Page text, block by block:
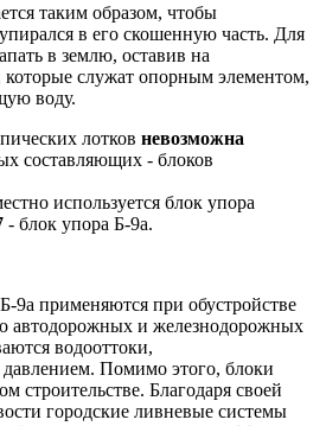
таким образом, чтобы
в его скошенную часть. Для
в землю, оставив на
которые служат опорным элементом,
воду.
лотков невозможна
составляющих - блоков
используется блок упора
- блок упора Б-9а.
9а применяются при обустройстве
автодорожных и железнодорожных
водооттоки,
Помимо этого, блоки
строительстве. Благодаря своей
городские ливневые системы